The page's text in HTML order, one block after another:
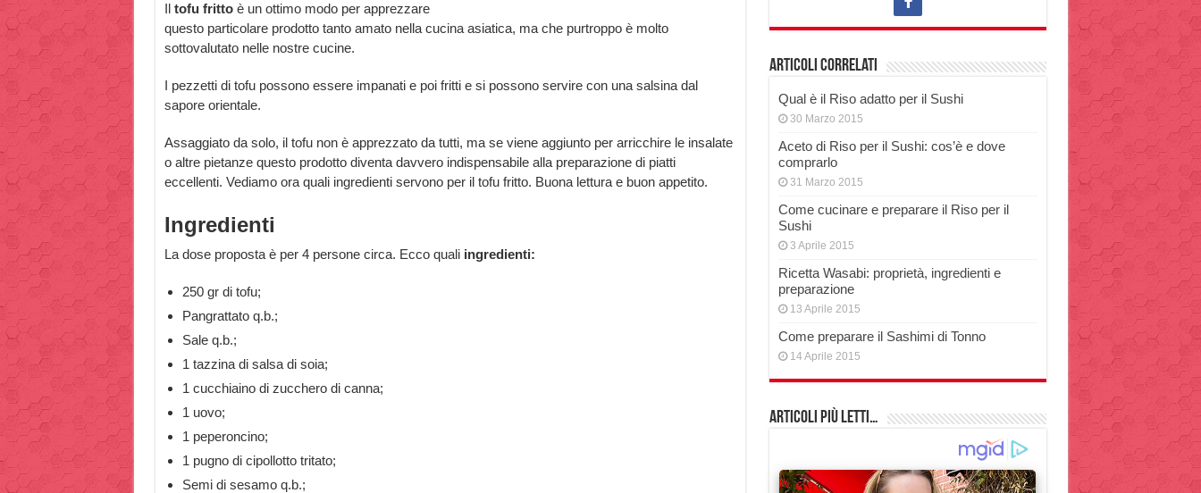
Il tofu frittoè un ottimo modo per apprezzare
questo particolare prodotto tanto amato nella cucina asiatica, ma che purtroppo è molto
sottovalutato nelle nostre cucine.
I pezzetti di tofu possono essere impanati e poi fritti e si possono servire con una salsina dal
sapore orientale.
Assaggiato da solo, il tofu non è apprezzato da tutti, ma se viene aggiunto per arricchire le insalate
o altre pietanze questo prodotto diventa davvero indispensabile alla preparazione di piatti
eccellenti. Vediamo ora quali ingredienti servono per il tofu fritto. Buona lettura e buon appetito.
Ingredienti
La dose proposta è per 4 persone circa. Ecco quali ingredienti:
250 gr di tofu;
Pangrattato q.b.;
Sale q.b.;
1 tazzina di salsa di soia;
1 cucchiaino di zucchero di canna;
1 uovo;
1 peperoncino;
1 pugno di cipollotto tritato;
Semi di sesamo q.b.;
Articoli correlati
Qual è il Riso adatto per il Sushi
30 Marzo 2015
Aceto di Riso per il Sushi: cos’è e dove
comprarlo
31 Marzo 2015
Come cucinare e preparare il Riso per il
Sushi
3 Aprile 2015
Ricetta Wasabi: proprietà, ingredienti e
preparazione
13 Aprile 2015
Come preparare il Sashimi di Tonno
14 Aprile 2015
Articoli più Letti…